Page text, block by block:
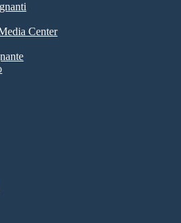
Center